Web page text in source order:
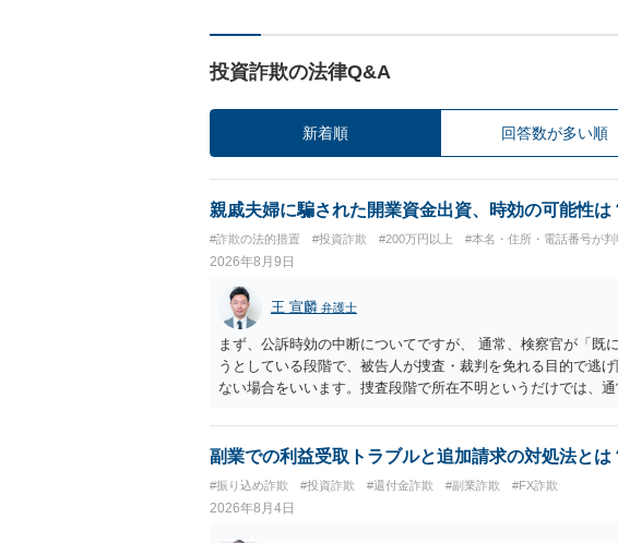
投資詐欺の法律Q&A
新着順 回答数が多い順
親戚夫婦に騙された開業資金出資、時効の可能性は
#詐欺の法的措置 #投資詐欺 #200万円以上 #本名・住所・電話番号が判
2026年8月9日
王 宣麟 弁護士
まず、公訴時効の中断についてですが、 通常、検察官が「既
うとしている段階で、被告人が捜査・裁判を免れる目的で逃
ない場合をいいます。捜査段階で所在不明というだけでは、
す。 他方で、相手方の住所等が特定できているのであれば、
求等により、裁判所を通じて返金を求める方法も考えられま
副業での利益受取トラブルと追加請求の対処法とは
#振り込め詐欺 #投資詐欺 #還付金詐欺 #副業詐欺 #FX詐欺
2026年8月4日